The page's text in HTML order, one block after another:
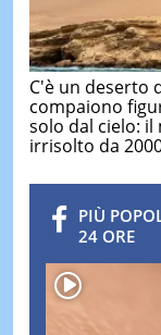
C'è un deserto
compaiono
solo dal cielo: il
irrisolto da
PIÙ
24 ORE